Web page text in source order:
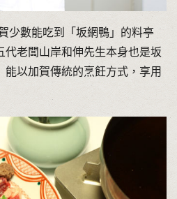
少數能吃到「坂網鴨」的料亭
代老闆山岸和伸先生本身也是坂
以加賀傳統的烹飪方式，享用